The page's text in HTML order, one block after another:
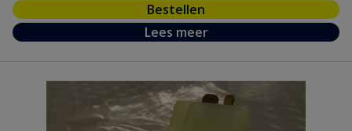
Bestellen
Lees meer